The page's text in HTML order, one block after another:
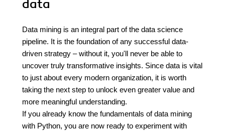
data
Data mining is an integral part of the data science
pipeline. It is the foundation of any successful data-
driven strategy – without it, you'll never be able to
uncover truly transformative insights. Since data is vital
to just about every modern organization, it is worth
taking the next step to unlock even greater value and
more meaningful understanding.
If you already know the fundamentals of data mining
with Python, you are now ready to experiment with